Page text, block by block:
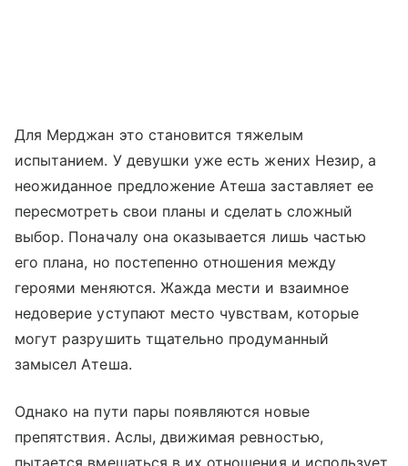
Для Мерджан это становится тяжелым
испытанием. У девушки уже есть жених Незир, а
неожиданное предложение Атеша заставляет ее
пересмотреть свои планы и сделать сложный
выбор. Поначалу она оказывается лишь частью
его плана, но постепенно отношения между
героями меняются. Жажда мести и взаимное
недоверие уступают место чувствам, которые
могут разрушить тщательно продуманный
замысел Атеша.
Однако на пути пары появляются новые
препятствия. Аслы, движимая ревностью,
пытается вмешаться в их отношения и использует